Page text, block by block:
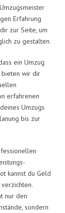
Erfahrung
zur Seite, um
zu gestalten.
ein Umzug
bieten wir dir
erfahrenen
Umzugs
bis zur
kannst du Geld
nur den
sondern